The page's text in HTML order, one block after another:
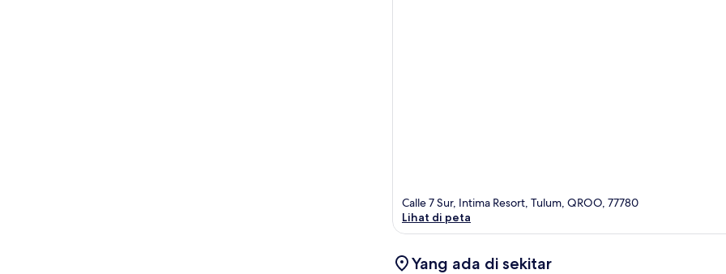
Calle 7 Sur, Intima Resort, Tulum, QROO, 77780
Lihat di peta
Yang ada di sekitar